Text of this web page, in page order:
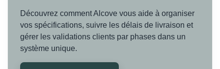
Découvrez comment Alcove vous aide à organiser
vos spécifications, suivre les délais de livraison et
gérer les validations clients par phases dans un
système unique.